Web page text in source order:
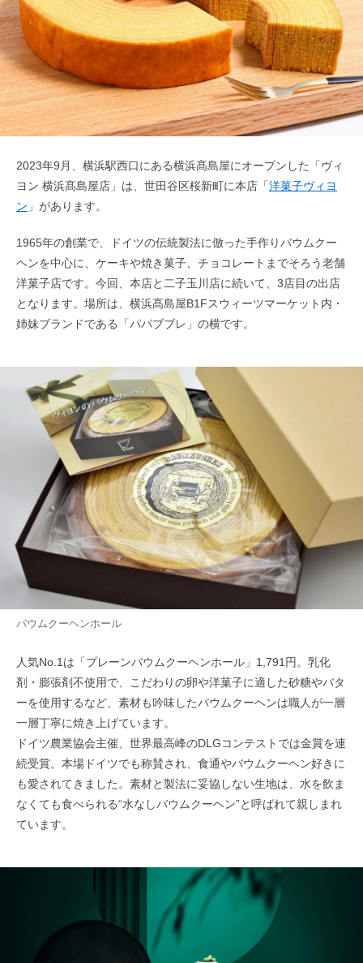
2023年9月、横浜駅西口にある横浜髙島屋にオープンした「ヴィ
ヨン 横浜髙島屋店」は、世田谷区桜新町に本店「洋菓子ヴィヨ
ン 」があります。
1965年の創業で、ドイツの伝統製法に倣った手作りバウムクー
ヘンを中心に、ケーキや焼き菓子、チョコレートまでそろう老舗
洋菓子店です。今回、本店と二子玉川店に続いて、3店目の出店
となります。場所は、横浜髙島屋B1Fスウィーツマーケット内・
姉妹ブランドである「パパブブレ」の横です。
バウムクーヘンホール
人気No.1は「プレーンバウムクーヘンホール」1,791円。乳化
剤・膨張剤不使用で、こだわりの卵や洋菓子に適した砂糖やバタ
ーを使用するなど、素材も吟味したバウムクーヘンは職人が一層
一層丁寧に焼き上げています。
ドイツ農業協会主催、世界最高峰のDLGコンテストでは金賞を連
続受賞。本場ドイツでも称賛され、食通やバウムクーヘン好きに
も愛されてきました。素材と製法に妥協しない生地は、水を飲ま
なくても食べられる“水なしバウムクーヘン”と呼ばれて親しまれ
ています。